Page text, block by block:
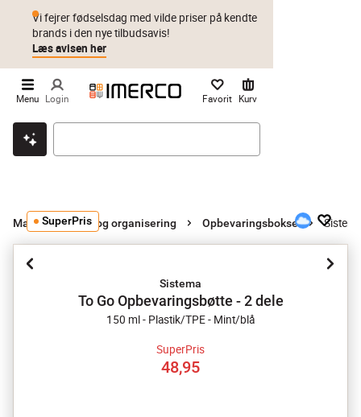
Klik & hent Byt i 1 år Prismatch
Vi fejrer fødselsdag med vilde priser på kendte
brands i den nye tilbudsavis!
Læs avisen her
Menu Login Favorit Kurv
Madopbevaring og organisering Opbevaringsbokse
SuperPris
Sistema
To Go Opbevaringsbøtte - 2 dele
150 ml - Plastik/TPE - Mint/blå
SuperPris
48,95